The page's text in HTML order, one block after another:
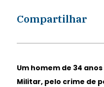
Compartilhar
Um homem de 34
Militar, pelo crime de